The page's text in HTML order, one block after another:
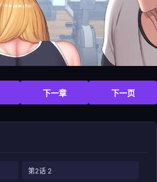
下一章 下一页
第2话 2